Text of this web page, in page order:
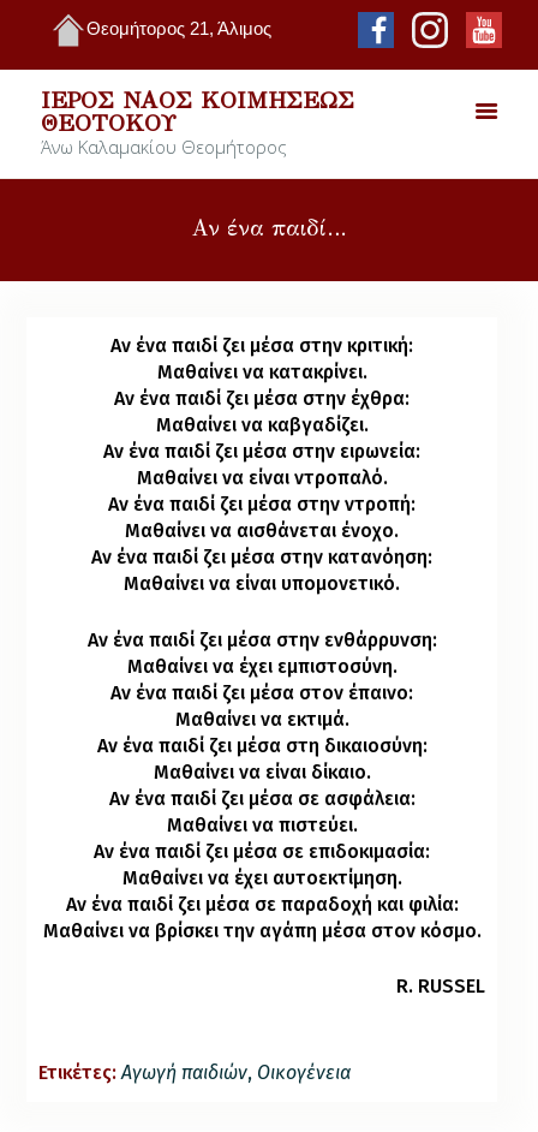
Θεομήτορος 21, Άλιμος
ΙΕΡΌΣ ΝΑΌΣ ΚΟΙΜΉΣΕΩΣ
ΘΕΟΤΌΚΟΥ
Άνω Καλαμακίου Θεομήτορος
Αν ένα παιδί…
Αν ένα παιδί ζει μέσα στην κριτική:
Μαθαίνει να κατακρίνει.
Αν ένα παιδί ζει μέσα στην έχθρα:
Μαθαίνει να καβγαδίζει.
Αν ένα παιδί ζει μέσα στην ειρωνεία:
Μαθαίνει να είναι ντροπαλό.
Αν ένα παιδί ζει μέσα στην ντροπή:
Μαθαίνει να αισθάνεται ένοχο.
Αν ένα παιδί ζει μέσα στην κατανόηση:
Μαθαίνει να είναι υπομονετικό.
Αν ένα παιδί ζει μέσα στην ενθάρρυνση:
Μαθαίνει να έχει εμπιστοσύνη.
Αν ένα παιδί ζει μέσα στον έπαινο:
Μαθαίνει να εκτιμά.
Αν ένα παιδί ζει μέσα στη δικαιοσύνη:
Μαθαίνει να είναι δίκαιο.
Αν ένα παιδί ζει μέσα σε ασφάλεια:
Μαθαίνει να πιστεύει.
Αν ένα παιδί ζει μέσα σε επιδοκιμασία:
Μαθαίνει να έχει αυτοεκτίμηση.
Αν ένα παιδί ζει μέσα σε παραδοχή και φιλία:
Μαθαίνει να βρίσκει την αγάπη μέσα στον κόσμο.
R. RUSSEL
Ετικέτες: Αγωγή παιδιών, Οικογένεια